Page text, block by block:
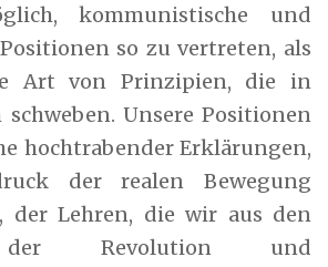
kommunistische und
so zu vertreten, als
Art von Prinzipien, die in
schweben. Unsere Positionen
hochtrabender Erklärungen,
der realen Bewegung
der Lehren, die wir aus den
der Revolution und